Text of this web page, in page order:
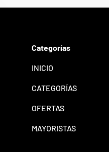
Categorías
INICIO
CATEGORÍAS
OFERTAS
MAYORISTAS